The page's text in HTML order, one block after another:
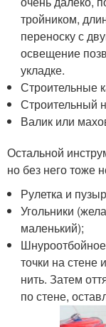
тройником,
переноску с
освещение
укладке.
Строительные
Строительный
Валик или
Остальной
но без него тоже
Рулетка и
Угольники
маленький);
точки на
нить. Затем
по стене,